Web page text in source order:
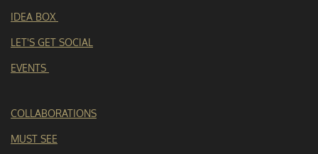
e
n
IDEA BOX
LET'S GET SOCIAL
EVENTS
COLLABORATIONS
MUST SEE